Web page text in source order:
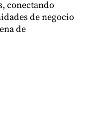
conectando
de negocio
de